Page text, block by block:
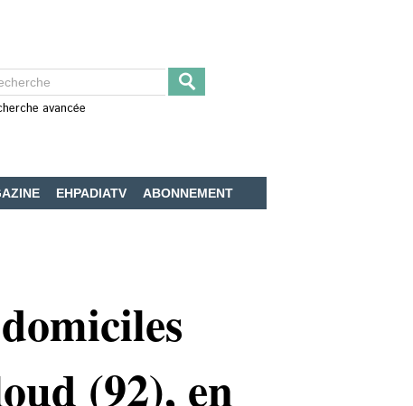
avancée
EHPADIATV ABONNEMENT
(92), en